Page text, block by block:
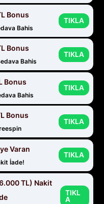
Bonus
Bahis
TIKLA
Bonus
Bahis
TIKLA
Bonus
Bahis
TIKLA
Bonus
TIKLA
Varan
İade!
TIKLA
TL) Nakit
TIKL
A